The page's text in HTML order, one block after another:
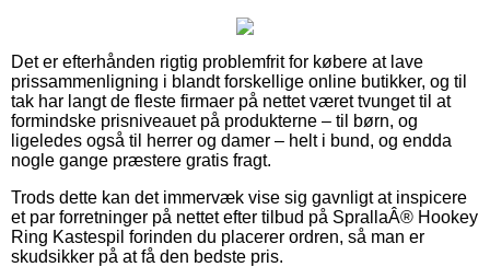
Det er efterhånden rigtig problemfrit for købere at lave
prissammenligning i blandt forskellige online butikker, og til
tak har langt de fleste firmaer på nettet været tvunget til at
formindske prisniveauet på produkterne – til børn, og
ligeledes også til herrer og damer – helt i bund, og endda
nogle gange præstere gratis fragt.
Trods dette kan det immervæk vise sig gavnligt at inspicere
et par forretninger på nettet efter tilbud på SprallaÂ® Hookey
Ring Kastespil forinden du placerer ordren, så man er
skudsikker på at få den bedste pris.